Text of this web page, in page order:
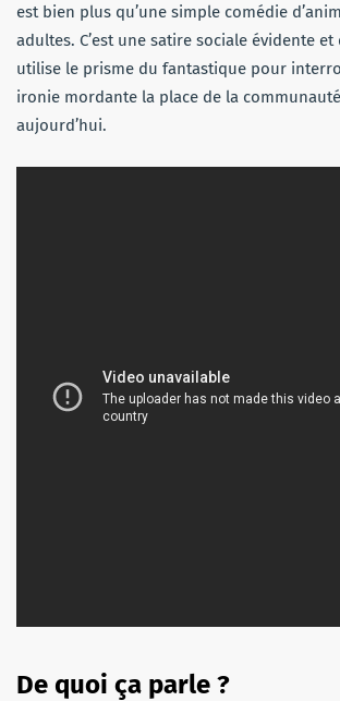
est bien plus qu’une simple comédie
adultes. C’est une satire sociale évidente
utilise le prisme du fantastique pour
ironie mordante la place de la communauté
aujourd’hui.
De quoi ça parle ?